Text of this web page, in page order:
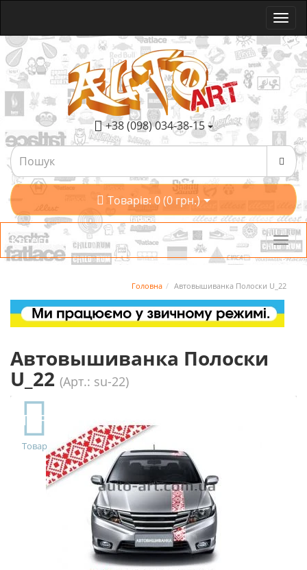
+38 (098) 034-38-15
Товарів: 0 (0 грн.)
Категорії
Головна Автовышиванка Полоски U_22
Автовышиванка Полоски
U_22 (Арт.: su-22)
TOP
Товар